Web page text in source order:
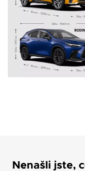
Nenašli jste,